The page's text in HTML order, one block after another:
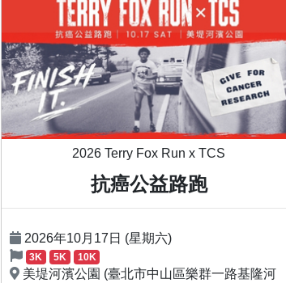
2026 Terry Fox Run x TCS
抗癌公益路跑
2026年10月17日 (星期六)
3K 5K 10K
美堤河濱公園 (臺北市中山區樂群一路基隆河